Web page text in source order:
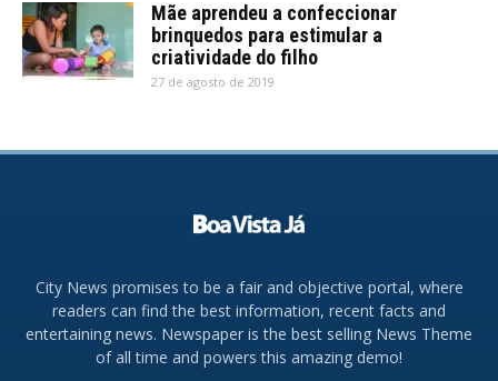
Mãe aprendeu a confeccionar
brinquedos para estimular a
criatividade do filho
27 de agosto de 2019
City News promises to be a fair and objective portal, where
readers can find the best information, recent facts and
entertaining news. Newspaper is the best selling News Theme
of all time and powers this amazing demo!